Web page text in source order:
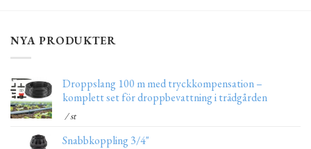
NYA PRODUKTER
Droppslang 100 m med tryckkompensation –
komplett set för droppbevattning i trädgården
/ st
Snabbkoppling 3/4"